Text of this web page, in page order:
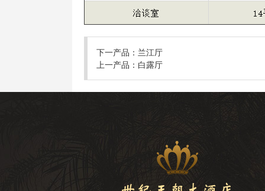
下一产品： 兰江厅
上一产品： 白露厅